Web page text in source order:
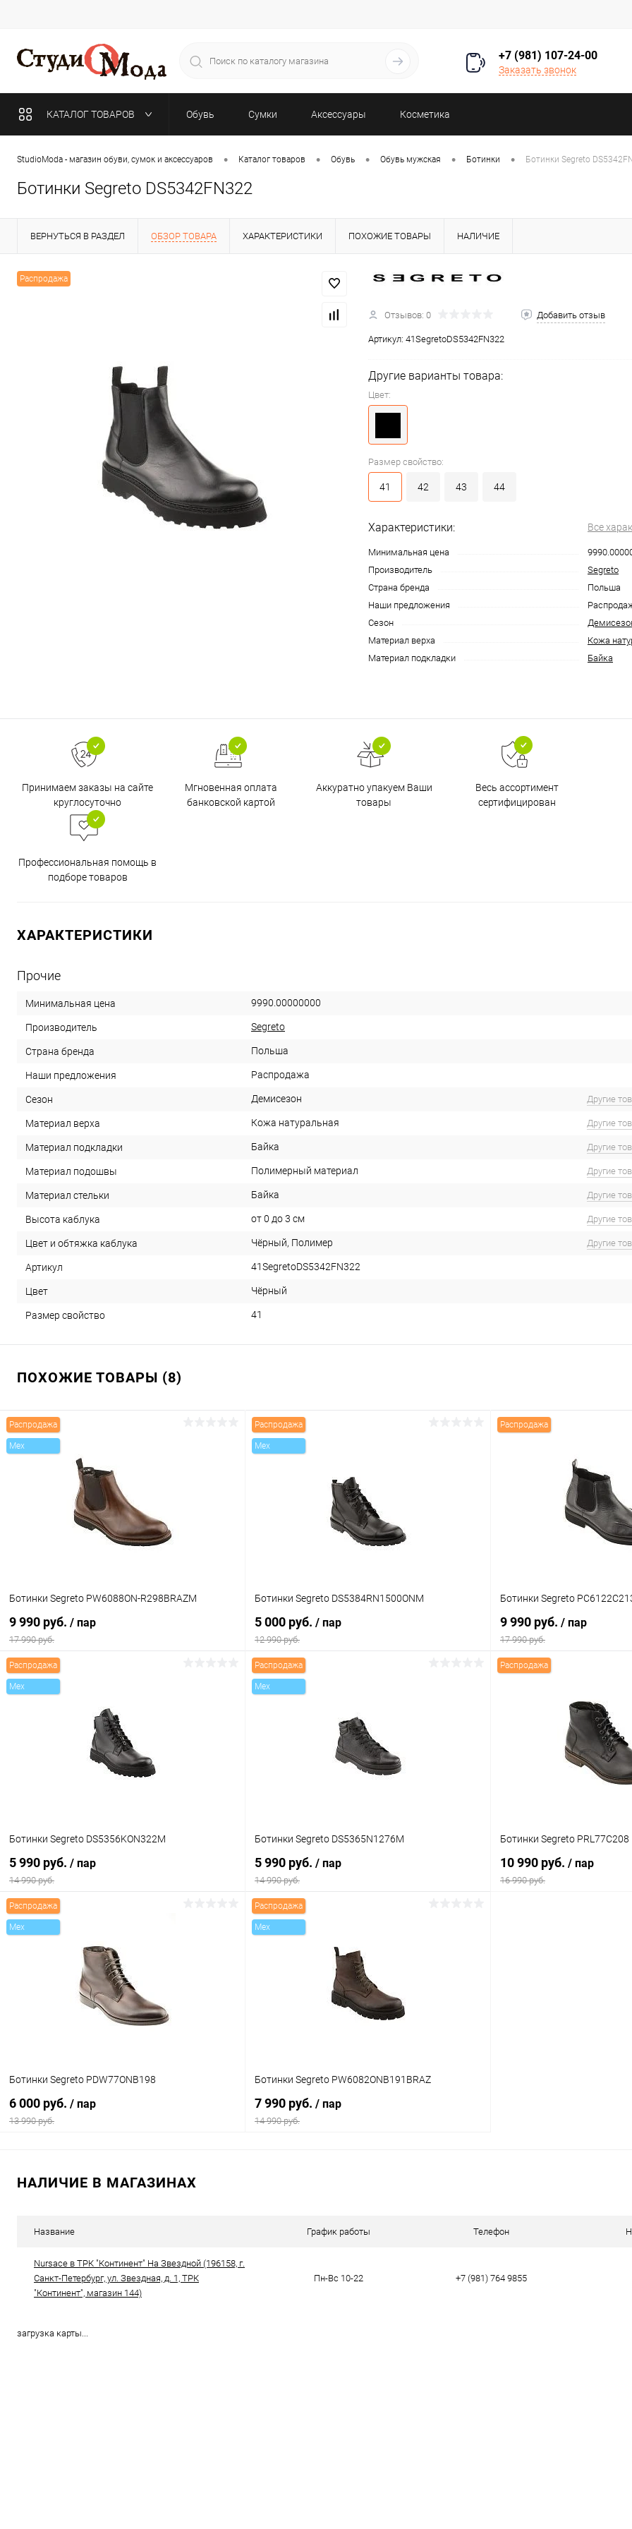
+7 (981) 107-24-00
Заказать звонок
КАТАЛОГ ТОВАРОВ Обувь Сумки Аксессуары Косметика
StudioModa - магазин обуви, сумок и аксессуаров • Каталог товаров • Обувь • Обувь мужская • Ботинки • Ботинки Segreto
Ботинки Segreto DS5342FN322
ВЕРНУТЬСЯ В РАЗДЕЛ ОБЗОР ТОВАРА ХАРАКТЕРИСТИКИ ПОХОЖИЕ ТОВАРЫ НАЛИЧИЕ
Распродажа
Отзывов: 0 Добавить отзыв
Артикул: 41SegretoDS5342FN322
Другие варианты товара:
Цвет:
Размер свойство:
41 42 43 44
Характеристики: Все
Минимальная цена
Производитель
Segreto
Страна бренда
Польша
Наши предложения
Сезон
Материал верха
Кожа
Материал подкладки
Байка
Принимаем заказы на сайте
круглосуточно
Мгновенная оплата
банковской картой
Аккуратно упакуем Ваши
товары
Весь ассортимент
сертифицирован
Профессиональная помощь в
подборе товаров
ХАРАКТЕРИСТИКИ
Прочие
Минимальная цена 9990.00000000
Производитель Segreto
Страна бренда Польша
Наши предложения Распродажа
Сезон Демисезон Другие
Материал верха Кожа натуральная Другие
Материал подкладки Байка Другие
Материал подошвы Полимерный материал Другие
Материал стельки Байка Другие
Высота каблука от 0 до 3 см Другие
Цвет и обтяжка каблука Чёрный, Полимер Другие
Артикул 41SegretoDS5342FN322
Цвет Чёрный
Размер свойство 41
ПОХОЖИЕ ТОВАРЫ (8)
Распродажа
Mex
Ботинки Segreto PW6088ON-R298BRAZM
9 990 руб. / пар
17 990 руб.
Распродажа
Mex
Ботинки Segreto DS5384RN1500ONM
5 000 руб. / пар
12 990 руб.
Распродажа
Ботинки Segreto
9 990 руб. / пар
17 990 руб.
Купить в 1 клик
В избранное
Распродажа
Mex
Ботинки Segreto DS5356KON322M
5 990 руб. / пар
14 990 руб.
Купить в 1 клик
Распродажа
Mex
Ботинки Segreto DS5365N1276M
5 990 руб. / пар
14 990 руб.
Распродажа
Ботинки Segreto PRL77C208
10 990 руб. / пар
16 990 руб.
Распродажа
Mex
Ботинки Segreto PDW77ONB198
6 000 руб. / пар
13 990 руб.
38
Распродажа
Mex
Ботинки Segreto PW6082ONB191BRAZ
7 990 руб. / пар
14 990 руб.
НАЛИЧИЕ В МАГАЗИНАХ
Название График работы Телефон
Nursace в ТРК "Континент" На Звездной (196158, г.
Санкт-Петербург, ул. Звездная, д. 1, ТРК
"Континент", магазин 144)
Пн-Вс 10-22 +7 (981) 764 9855
загрузка карты...